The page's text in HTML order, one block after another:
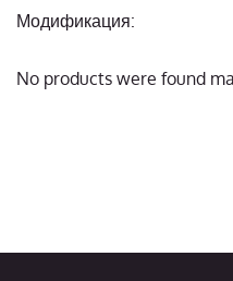
Модификация:
No products were found